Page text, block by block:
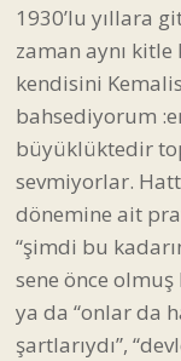
1930’lu yıllara
zaman aynı
kendisini
bahsediyorum
büyüklüktedir
sevmiyorlar.
dönemine ait
“şimdi bu
sene önce
ya da “onlar da
şartlarıydı”,